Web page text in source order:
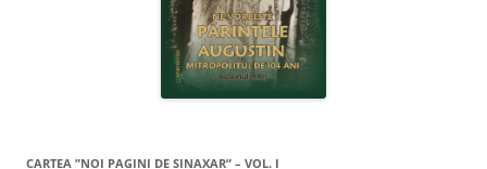
CARTEA ”NOI PAGINI DE SINAXAR” – VOL. I